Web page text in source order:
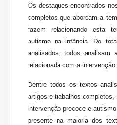
Os destaques encontrados
completos que abordam a
fazem relacionando esta
autismo na infância. Do
analisados, todos
relacionada com a
Dentre todos os textos
artigos e trabalhos
intervenção precoce e
presente na maioria dos